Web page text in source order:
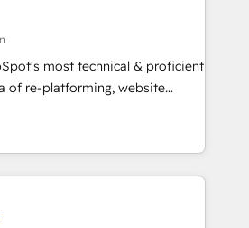
executed over a
Our approach,
integrates analysis,
qualification. Leveraging
we focus on
and converting leads.
most technical & proficient
of re-platforming, website
We specialize in multi-hub
mid-market & enterprise
winning
Technical Expertise Impact